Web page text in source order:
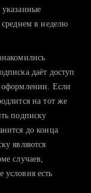
поднимаете
оценить шансы
в неделю
даёт доступ
Если
на тот же
подписку
до конца
являются
случаев,
условия есть